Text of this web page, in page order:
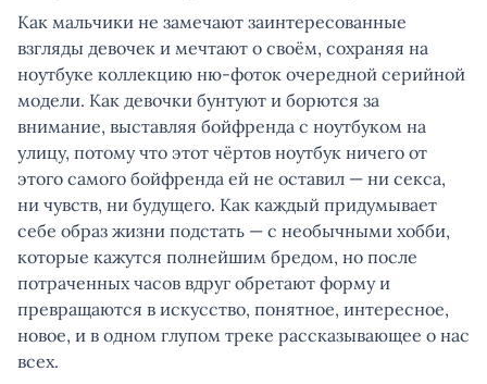
Как мальчики не замечают заинтересованные
взгляды девочек и мечтают о своём, сохраняя на
ноутбуке коллекцию ню-фоток очередной серийной
модели. Как девочки бунтуют и борются за
внимание, выставляя бойфренда с ноутбуком на
улицу, потому что этот чёртов ноутбук ничего от
этого самого бойфренда ей не оставил — ни секса,
ни чувств, ни будущего. Как каждый придумывает
себе образ жизни подстать — с необычными хобби,
которые кажутся полнейшим бредом, но после
потраченных часов вдруг обретают форму и
превращаются в искусство, понятное, интересное,
новое, и в одном глупом треке рассказывающее о нас
всех.